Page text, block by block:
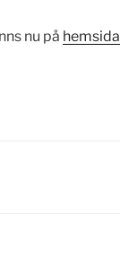
nu på